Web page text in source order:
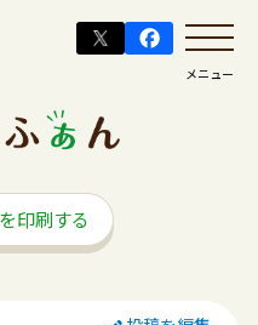
メニュー
印刷する